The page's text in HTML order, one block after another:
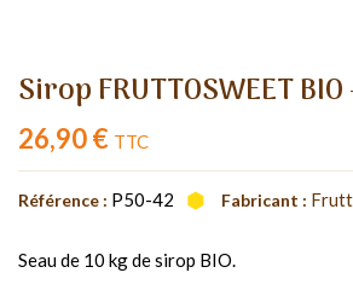
Sirop FRUTTOSWEET
26,90 € TTC
Référence : P50-42 Fabricant :
Seau de 10 kg de sirop BIO.